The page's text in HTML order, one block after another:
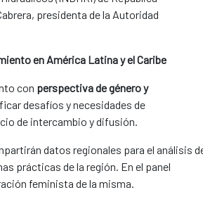
presidenta de la Autoridad
en América Latina y el Caribe
con perspectiva de género y
desafíos y necesidades de
de intercambio y difusión.
datos regionales para el análisis
prácticas de la región. En el panel
feminista de la misma.